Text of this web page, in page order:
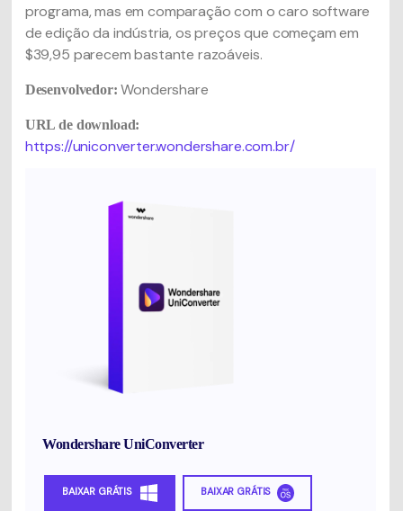
programa, mas em comparação com o caro software
de edição da indústria, os preços que começam em
$39,95 parecem bastante razoáveis.
Desenvolvedor: Wondershare
URL de download:
https://uniconverter.wondershare.com.br/
Wondershare UniConverter
BAIXAR GRÁTIS BAIXAR GRÁTIS